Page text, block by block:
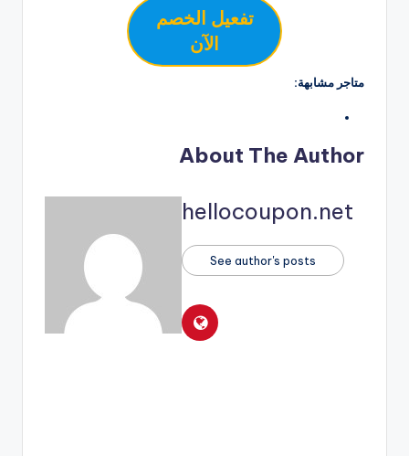
تفعيل الخصم
الآن
متاجر مشابهة:
About The Author
hellocoupon.net
See author's posts